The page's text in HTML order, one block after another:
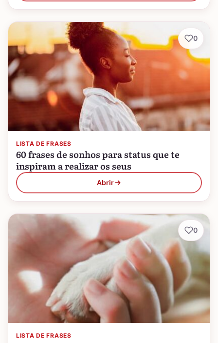
LISTA DE FRASES
60 frases de sonhos para status que te
inspiram a realizar os seus
Abrir
0
LISTA DE FRASES
0